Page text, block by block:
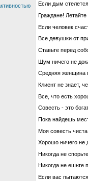
Если дым
Граждане!
Если человек
Все девушки от
Ставьте перед
Шум ничего не
Средняя женщина
Клиент не знает,
Все, что есть
Совесть - это
Пока найдешь
Моя совесть
Хорошо ничего не
Никогда не
Никогда не ешьте
Если вас